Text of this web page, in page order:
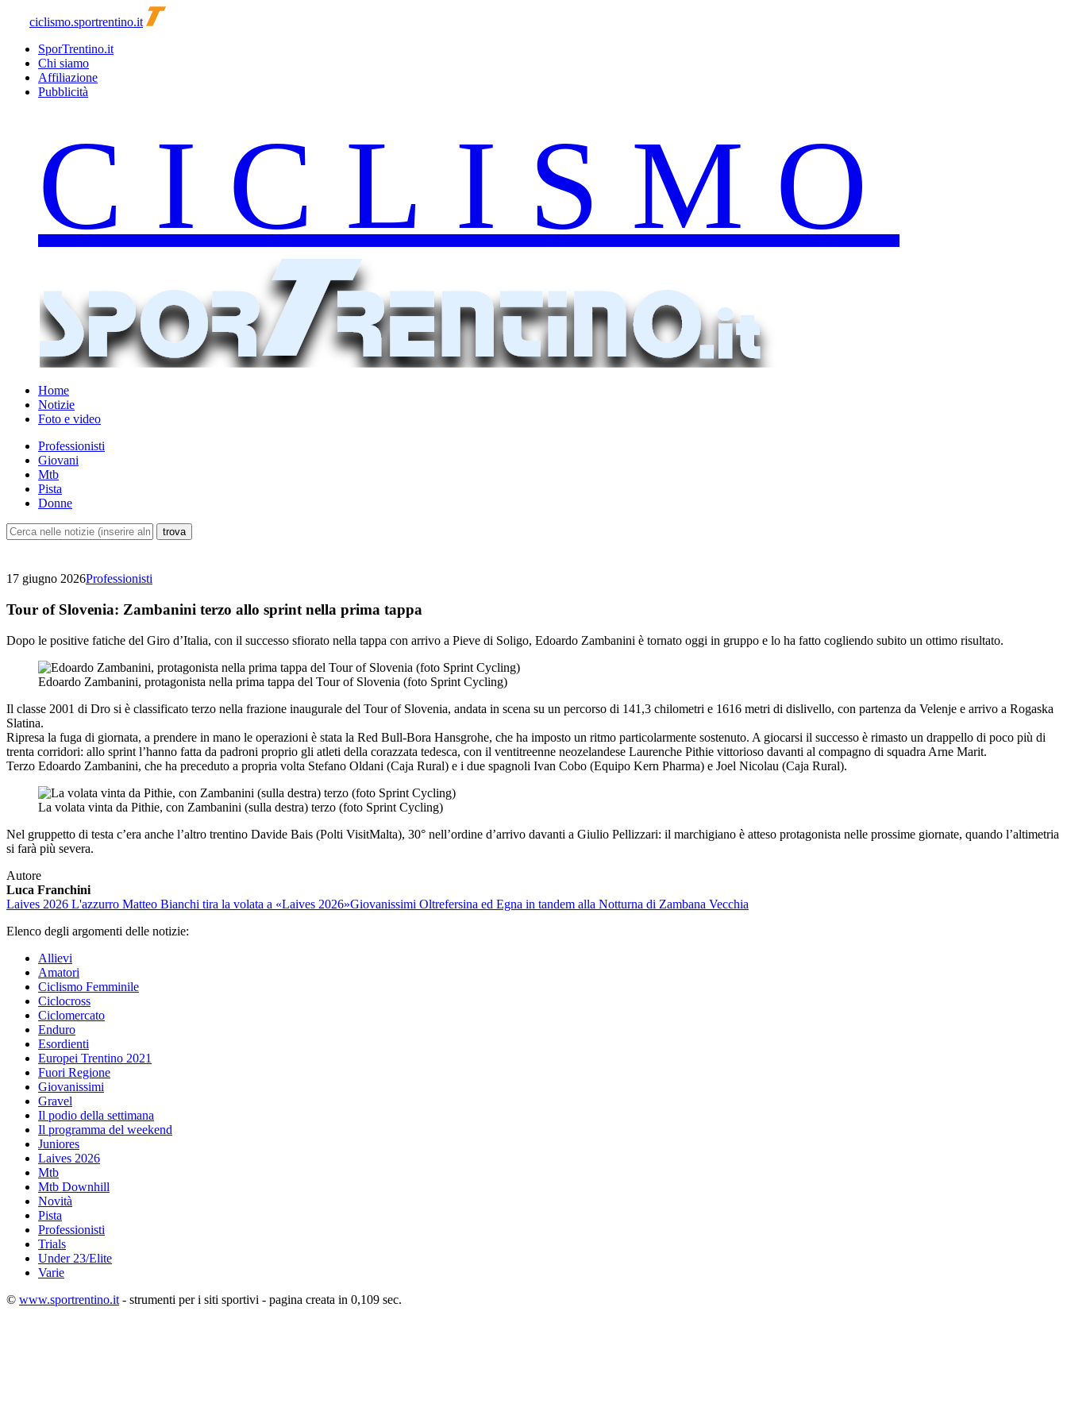
ciclismo.sportrentino.it
SporTrentino.it
Chi siamo
Affiliazione
Pubblicità
Home
Notizie
Foto e video
Professionisti
Giovani
Mtb
Pista
Donne
17 giugno 2026Professionisti
Tour of Slovenia: Zambanini terzo allo sprint nella prima tappa
Dopo le positive fatiche del Giro d’Italia, con il successo sfiorato nella tappa con arrivo a Pieve di Soligo, Edoardo Zambanini è tornato oggi in gruppo e lo ha fatto cogliendo subito un ottimo risultato.
Edoardo Zambanini, protagonista nella prima tappa del Tour of Slovenia (foto Sprint Cycling)
Il classe 2001 di Dro si è classificato terzo nella frazione inaugurale del Tour of Slovenia, andata in scena su un percorso di 141,3 chilometri e 1616 metri di dislivello, con partenza da Velenje e arrivo a Rogaska
Slatina.
Ripresa la fuga di giornata, a prendere in mano le operazioni è stata la Red Bull-Bora Hansgrohe, che ha imposto un ritmo particolarmente sostenuto. A giocarsi il successo è rimasto un drappello di poco più di
trenta corridori: allo sprint l’hanno fatta da padroni proprio gli atleti della corazzata tedesca, con il ventitreenne neozelandese Laurenche Pithie vittorioso davanti al compagno di squadra Arne Marit.
Terzo Edoardo Zambanini, che ha preceduto a propria volta Stefano Oldani (Caja Rural) e i due spagnoli Ivan Cobo (Equipo Kern Pharma) e Joel Nicolau (Caja Rural).
La volata vinta da Pithie, con Zambanini (sulla destra) terzo (foto Sprint Cycling)
Nel gruppetto di testa c’era anche l’altro trentino Davide Bais (Polti VisitMalta), 30° nell’ordine d’arrivo davanti a Giulio Pellizzari: il marchigiano è atteso protagonista nelle prossime giornate, quando l’altimetria
si farà più severa.
Autore
Luca Franchini
Laives 2026 L'azzurro Matteo Bianchi tira la volata a «Laives 2026»Giovanissimi Oltrefersina ed Egna in tandem alla Notturna di Zambana Vecchia
Elenco degli argomenti delle notizie:
Allievi
Amatori
Ciclismo Femminile
Ciclocross
Ciclomercato
Enduro
Esordienti
Europei Trentino 2021
Fuori Regione
Giovanissimi
Gravel
Il podio della settimana
Il programma del weekend
Juniores
Laives 2026
Mtb
Mtb Downhill
Novità
Pista
Professionisti
Trials
Under 23/Elite
Varie
© www.sportrentino.it - strumenti per i siti sportivi - pagina creata in 0,109 sec.